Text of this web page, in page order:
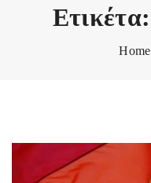
Ετικέτα:
Home